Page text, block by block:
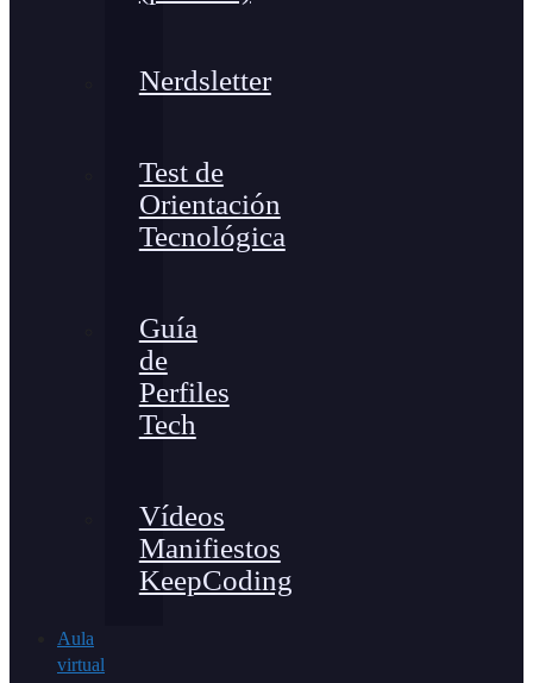
Nerdsletter
Test de
Orientación
Tecnológica
Guía
de
Perfiles
Tech
Vídeos
Manifiestos
KeepCoding
Aula
virtual